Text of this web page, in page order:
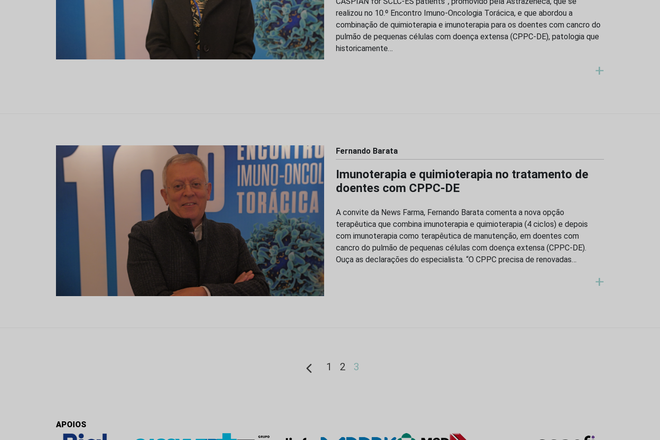
realizou no 10.º Encontro Imuno-Oncologia Torácica, e que abordou a
combinação de quimioterapia e imunoterapia para os doentes com cancro do
pulmão de pequenas células com doença extensa (CPPC-DE), patologia que
historicamente…
+
Fernando Barata
Imunoterapia e quimioterapia no tratamento de
doentes com CPPC-DE
A convite da News Farma, Fernando Barata comenta a nova opção
terapêutica que combina imunoterapia e quimioterapia (4 ciclos) e depois
com imunoterapia como terapêutica de manutenção, em doentes com
cancro do pulmão de pequenas células com doença extensa (CPPC-DE).
Ouça as declarações do especialista. “O CPPC precisa de renovadas…
+
1 2 3
APOIOS